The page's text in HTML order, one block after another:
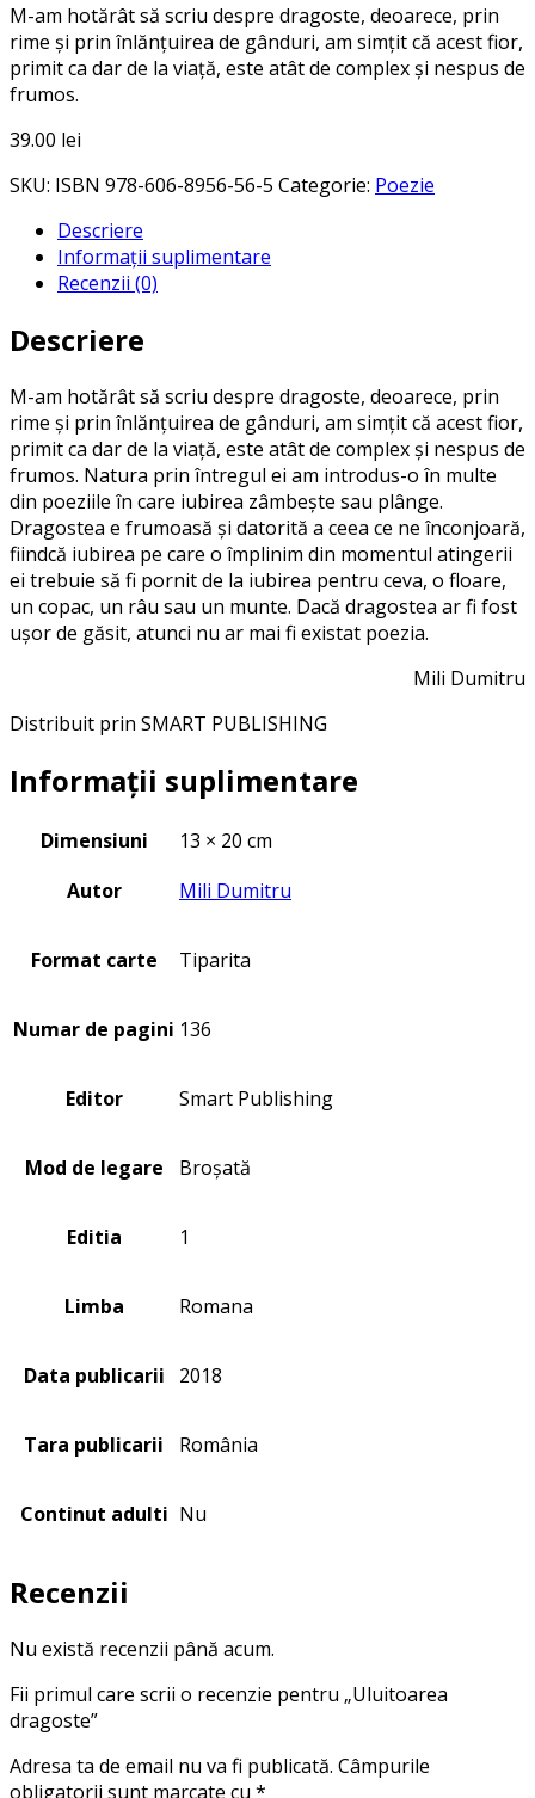
M-am hotărât să scriu despre dragoste, deoarece, prin
rime și prin înlănţuirea de gânduri, am simţit că acest fior,
primit ca dar de la viaţă, este atât de complex și nespus de
frumos.
39.00 lei
SKU: ISBN 978-606-8956-56-5 Categorie: Poezie
Descriere
Informații suplimentare
Recenzii (0)
Descriere
M-am hotărât să scriu despre dragoste, deoarece, prin
rime și prin înlănţuirea de gânduri, am simţit că acest fior,
primit ca dar de la viaţă, este atât de complex și nespus de
frumos. Natura prin întregul ei am introdus-o în multe
din poeziile în care iubirea zâmbește sau plânge.
Dragostea e frumoasă și datorită a ceea ce ne înconjoară,
fiindcă iubirea pe care o împlinim din momentul atingerii
ei trebuie să fi pornit de la iubirea pentru ceva, o floare,
un copac, un râu sau un munte. Dacă dragostea ar fi fost
ușor de găsit, atunci nu ar mai fi existat poezia.
Mili Dumitru
Distribuit prin SMART PUBLISHING
Informații suplimentare
Dimensiuni
13 × 20 cm
Autor
Mili Dumitru
Format carte Tiparita
Numar de pagini 136
Editor Smart Publishing
Mod de legare Broșată
Editia 1
Limba Romana
Data publicarii 2018
Tara publicarii România
Continut adulti Nu
Recenzii
Nu există recenzii până acum.
Fii primul care scrii o recenzie pentru „Uluitoarea
dragoste”
Adresa ta de email nu va fi publicată. Câmpurile
obligatorii sunt marcate cu *